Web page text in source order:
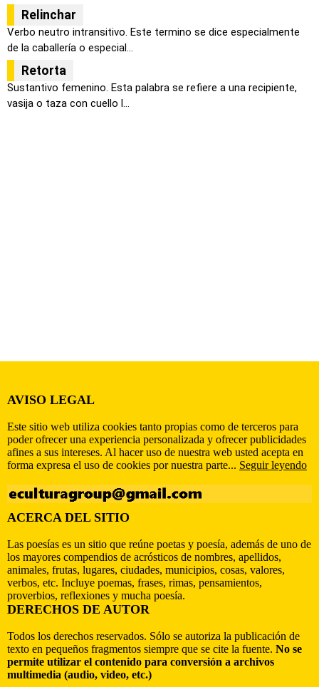
Relinchar
Verbo neutro intransitivo. Este termino se dice especialmente
de la caballería o especial...
Retorta
Sustantivo femenino. Esta palabra se refiere a una recipiente,
vasija o taza con cuello l...
AVISO LEGAL
Este sitio web utiliza cookies tanto propias como de terceros para
poder ofrecer una experiencia personalizada y ofrecer publicidades
afines a sus intereses. Al hacer uso de nuestra web usted acepta en
forma expresa el uso de cookies por nuestra parte... Seguir leyendo
ACERCA DEL SITIO
Las poesías es un sitio que reúne poetas y poesía, además de uno de
los mayores compendios de acrósticos de nombres, apellidos,
animales, frutas, lugares, ciudades, municipios, cosas, valores,
verbos, etc. Incluye poemas, frases, rimas, pensamientos,
proverbios, reflexiones y mucha poesía.
DERECHOS DE AUTOR
Todos los derechos reservados. Sólo se autoriza la publicación de
texto en pequeños fragmentos siempre que se cite la fuente. No se
permite utilizar el contenido para conversión a archivos
multimedia (audio, video, etc.)